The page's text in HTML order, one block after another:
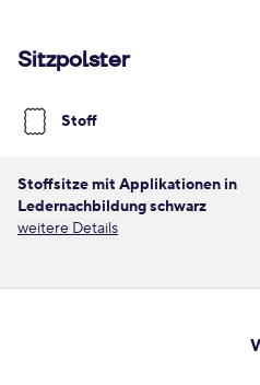
Sitzpolster
Stoff
Stoffsitze mit Applikationen in
Ledernachbildung schwarz
weitere Details